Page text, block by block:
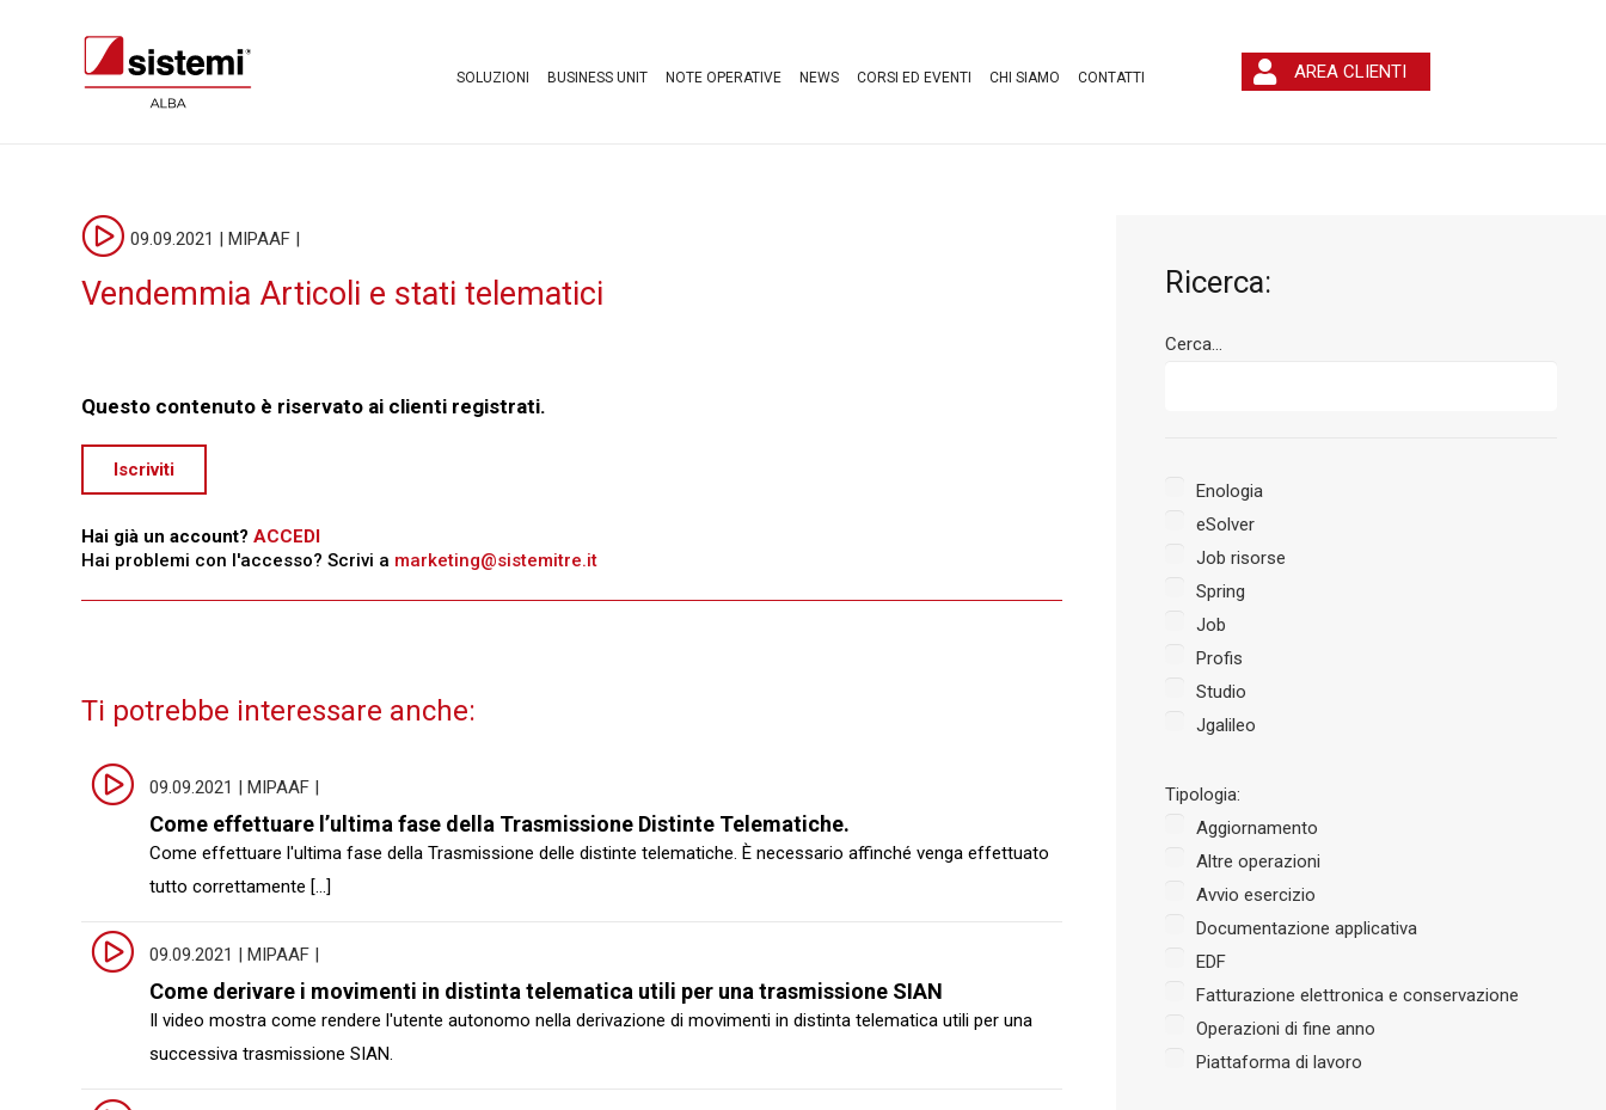
SOLUZIONI BUSINESS UNIT NOTE OPERATIVE NEWS CORSI ED EVENTI CHI SIAMO CONTATTI AREA CLIENTI
09.09.2021 | MIPAAF |
Vendemmia Articoli e stati telematici
Questo contenuto è riservato ai clienti registrati.
Iscriviti
Hai già un account? ACCEDI
Hai problemi con l'accesso? Scrivi a marketing@sistemitre.it
Ti potrebbe interessare anche:
09.09.2021 | MIPAAF |
Come effettuare l’ultima fase della Trasmissione Distinte Telematiche.
Come effettuare l'ultima fase della Trasmissione delle distinte telematiche. È necessario affinché venga effettuato
tutto correttamente [...]
09.09.2021 | MIPAAF |
Come derivare i movimenti in distinta telematica utili per una trasmissione SIAN
Il video mostra come rendere l'utente autonomo nella derivazione di movimenti in distinta telematica utili per una
successiva trasmissione SIAN.
Ricerca:
Cerca...
Enologia
eSolver
Job risorse
Spring
Job
Profis
Studio
Jgalileo
Tipologia:
Aggiornamento
Altre operazioni
Avvio esercizio
Documentazione applicativa
EDF
Fatturazione elettronica e conservazione
Operazioni di fine anno
Piattaforma di lavoro